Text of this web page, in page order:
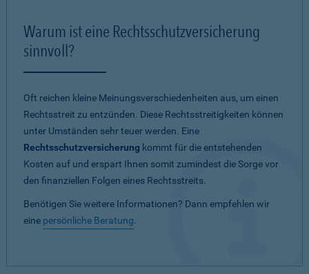
Warum ist eine Rechtsschutzversicherung
sinnvoll?
Oft reichen kleine Meinungsverschiedenheiten aus, um einen
Rechtsstreit zu entzünden. Diese Rechtsstreitigkeiten können
unter Umständen sehr teuer werden. Eine
Rechtsschutzversicherung kommt für die entstehenden
Kosten auf und erspart Ihnen somit zumindest die Sorge vor
den finanziellen Folgen eines Rechtsstreits.
Benötigen Sie weitere Informationen? Dann empfehlen wir
eine persönliche Beratung.